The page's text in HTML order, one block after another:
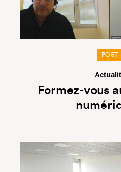
POST
Formez-vous